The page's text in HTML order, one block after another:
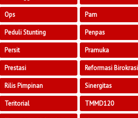
Ops Pam
Peduli Stunting Penpas
Persit Pramuka
Prestasi Reformasi Birokrasi
Rilis Pimpinan Sinergitas
Teritorial TMMD120